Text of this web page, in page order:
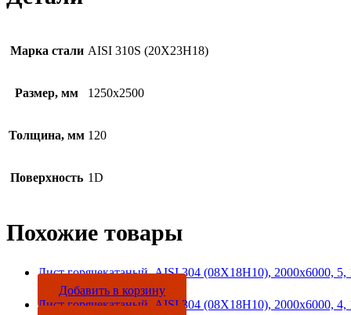
Марка стали AISI 310S (20Х23Н18)
Размер, мм 1250х2500
Толщина, мм 120
Поверхность 1D
Похожие товары
Лист горячекатаный, AISI 304 (08Х18Н10), 2000х6000, 5,
Добавить в корзину
Лист горячекатаный, AISI 304 (08Х18Н10), 2000х6000, 4,